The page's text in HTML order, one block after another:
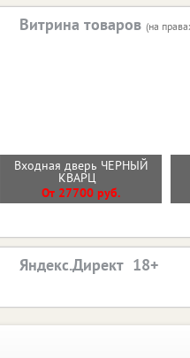
Витрина товаров (на
Входная дверь ЧЕРНЫЙ
КВАРЦ
От 27700 руб.
Яндекс.Директ